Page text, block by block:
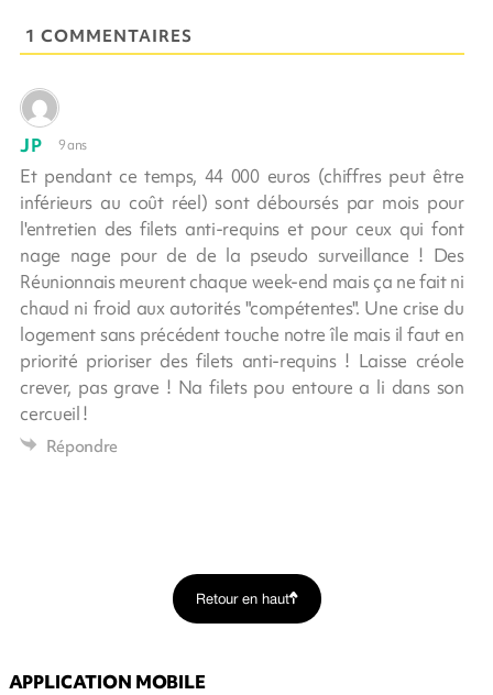
1 COMMENTAIRES
JP 9 ans
Et pendant ce temps, 44 000 euros (chiffres peut être
inférieurs au coût réel) sont déboursés par mois pour
l'entretien des filets anti-requins et pour ceux qui font
nage nage pour de de la pseudo surveillance ! Des
Réunionnais meurent chaque week-end mais ça ne fait ni
chaud ni froid aux autorités "compétentes". Une crise du
logement sans précédent touche notre île mais il faut en
priorité prioriser des filets anti-requins ! Laisse créole
crever, pas grave ! Na filets pou entoure a li dans son
cercueil !
Répondre
Retour en haut
APPLICATION MOBILE